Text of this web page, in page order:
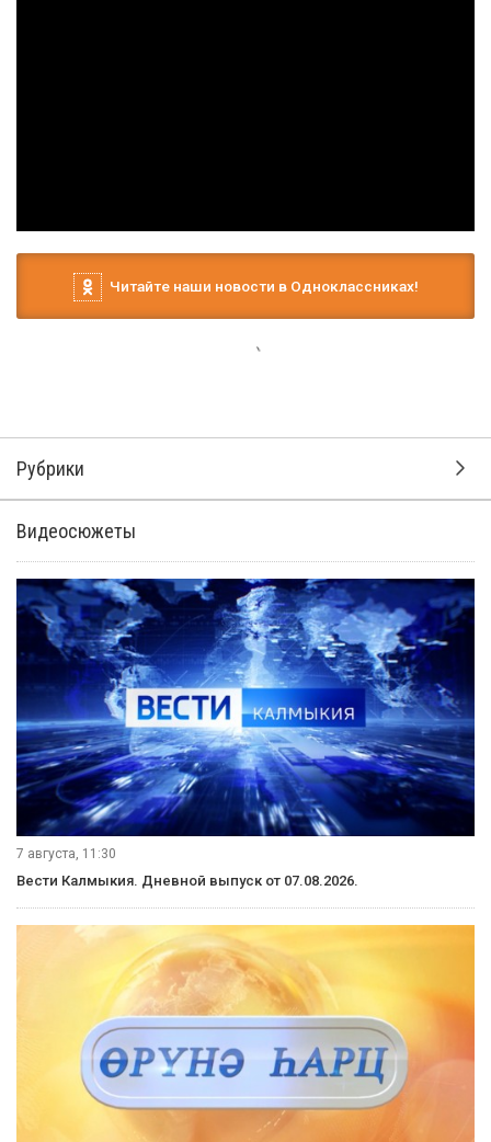
Читайте наши новости в Одноклассниках!
Рубрики
Видеосюжеты
7 августа, 11:30
Вести Калмыкия. Дневной выпуск от 07.08.2026.